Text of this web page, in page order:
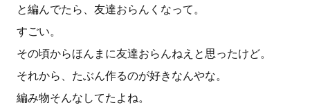
と編んでたら、友達おらんくなって。
すごい。
その頃からほんまに友達おらんねえと思ったけど。
それから、たぶん作るのが好きなんやな。
編み物そんなしてたよね。